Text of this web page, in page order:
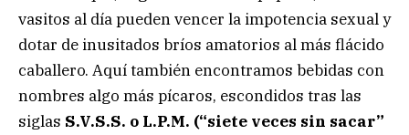
vasitos al día pueden vencer la impotencia sexual y
dotar de inusitados bríos amatorios al más flácido
caballero. Aquí también encontramos bebidas con
nombres algo más pícaros, escondidos tras las
siglas S.V.S.S. o L.P.M. (“siete veces sin sacar”